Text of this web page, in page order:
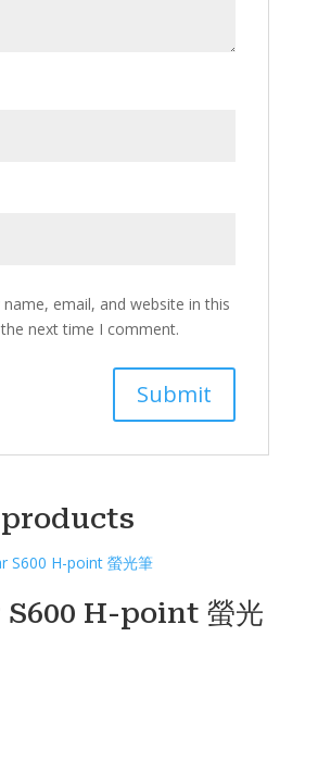
name, email, and website in this
next time I comment.
H-point 螢光